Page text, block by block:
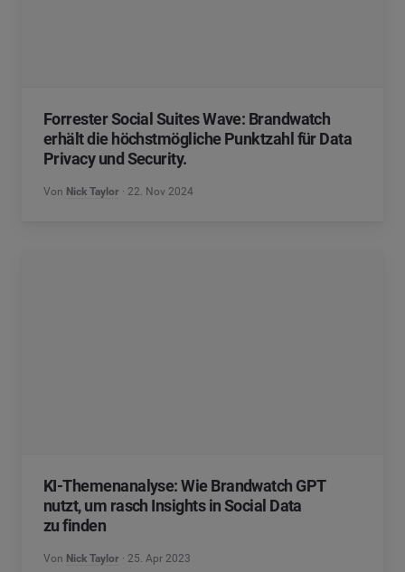
Forrester Social Suites Wave: Brandwatch
erhält die höchstmögliche Punktzahl für Data
Privacy und Security.
Von Nick Taylor 22. Nov 2024
KI-Themenanalyse: Wie Brandwatch GPT
nutzt, um rasch Insights in Social Data
zu finden
Von Nick Taylor 25. Apr 2023